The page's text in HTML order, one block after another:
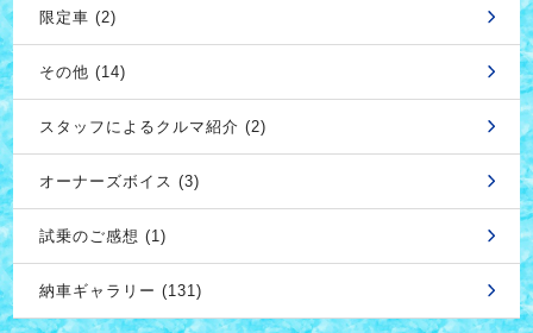
限定車 (2)
その他 (14)
スタッフによるクルマ紹介 (2)
オーナーズボイス (3)
試乗のご感想 (1)
納車ギャラリー (131)